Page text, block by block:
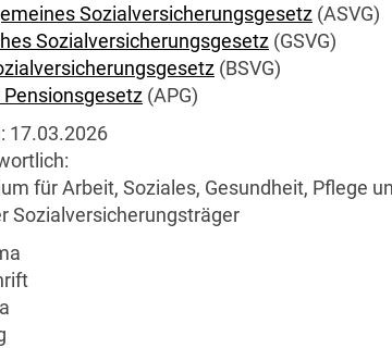
Sozialversicherungsgesetz (ASVG)
Sozialversicherungsgesetz (GSVG)
(BSVG)
(APG)
17.03.2026
für Arbeit, Soziales, Gesundheit, Pflege
Sozialversicherungsträger